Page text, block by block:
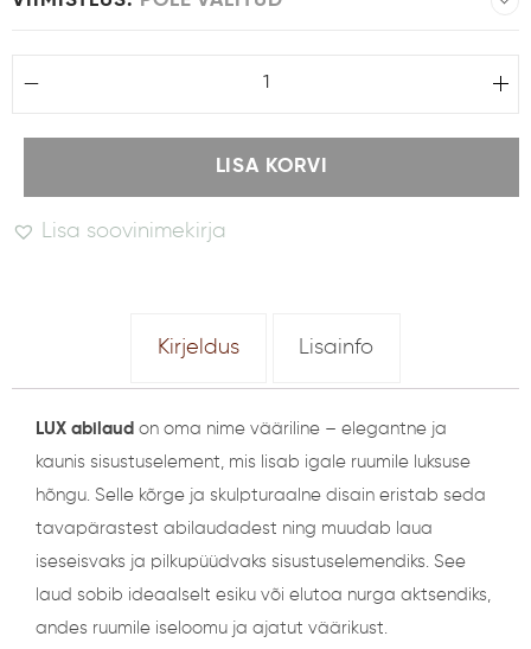
LISA KORVI
Lisa soovinimekirja
Kirjeldus Lisainfo
LUX abilaud on oma nime vääriline – elegantne ja
kaunis sisustuselement, mis lisab igale ruumile luksuse
hõngu. Selle kõrge ja skulpturaalne disain eristab seda
tavapärastest abilaudadest ning muudab laua
iseseisvaks ja pilkupüüdvaks sisustuselemendiks. See
laud sobib ideaalselt esiku või elutoa nurga aktsendiks,
andes ruumile iseloomu ja ajatut väärikust.